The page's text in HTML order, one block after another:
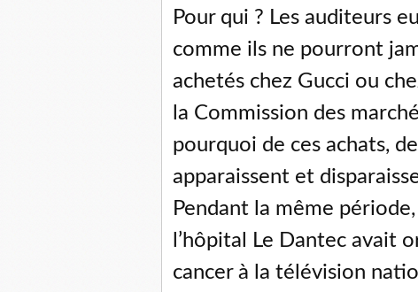
Pour qui ? Les auditeurs
comme ils ne pourront
achetés chez Gucci ou
la Commission des
pourquoi de ces achats,
apparaissent et
Pendant la même
l’hôpital Le Dantec avait
cancer à la télévision